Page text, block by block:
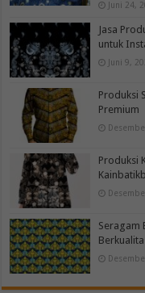
Juni 24,
Jasa
untuk
Juni 9,
Produksi
Premium
Produksi
Seragam